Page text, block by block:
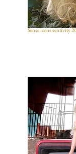
Sense icons sentivity